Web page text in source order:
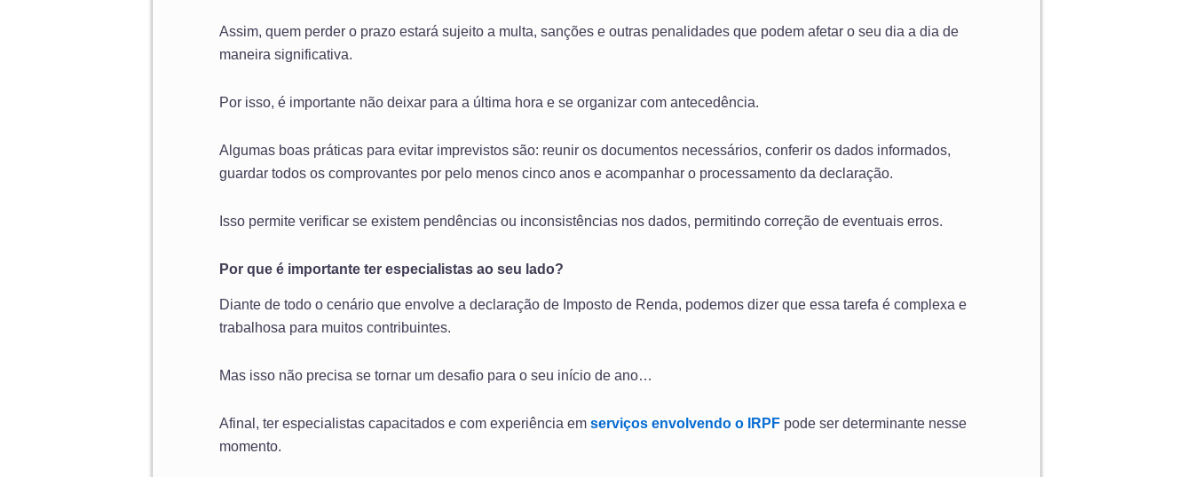
Assim, quem perder o prazo estará sujeito a multa, sanções e outras penalidades que podem afetar o seu dia a dia de
maneira significativa.
Por isso, é importante não deixar para a última hora e se organizar com antecedência.
Algumas boas práticas para evitar imprevistos são: reunir os documentos necessários, conferir os dados informados,
guardar todos os comprovantes por pelo menos cinco anos e acompanhar o processamento da declaração.
Isso permite verificar se existem pendências ou inconsistências nos dados, permitindo correção de eventuais erros.
Por que é importante ter especialistas ao seu lado?
Diante de todo o cenário que envolve a declaração de Imposto de Renda, podemos dizer que essa tarefa é complexa e
trabalhosa para muitos contribuintes.
Mas isso não precisa se tornar um desafio para o seu início de ano…
Afinal, ter especialistas capacitados e com experiência em serviços envolvendo o IRPF pode ser determinante nesse
momento.